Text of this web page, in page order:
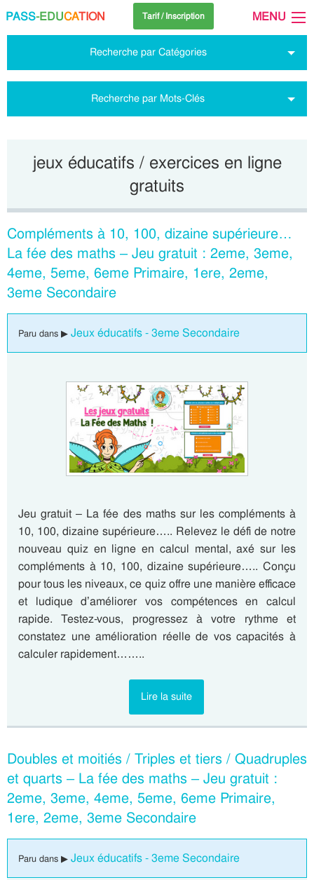
PASS-EDUCATION Tarif / Inscription MENU
Recherche par Catégories
Recherche par Mots-Clés
jeux éducatifs / exercices en ligne
gratuits
Compléments à 10, 100, dizaine supérieure…
La fée des maths – Jeu gratuit : 2eme, 3eme,
4eme, 5eme, 6eme Primaire, 1ere, 2eme,
3eme Secondaire
Paru dans ▶ Jeux éducatifs - 3eme Secondaire
Jeu gratuit – La fée des maths sur les compléments à
10, 100, dizaine supérieure….. Relevez le défi de notre
nouveau quiz en ligne en calcul mental, axé sur les
compléments à 10, 100, dizaine supérieure….. Conçu
pour tous les niveaux, ce quiz offre une manière efficace
et ludique d’améliorer vos compétences en calcul
rapide. Testez-vous, progressez à votre rythme et
constatez une amélioration réelle de vos capacités à
calculer rapidement……..
Lire la suite
Doubles et moitiés / Triples et tiers / Quadruples
et quarts – La fée des maths – Jeu gratuit :
2eme, 3eme, 4eme, 5eme, 6eme Primaire,
1ere, 2eme, 3eme Secondaire
Paru dans ▶ Jeux éducatifs - 3eme Secondaire